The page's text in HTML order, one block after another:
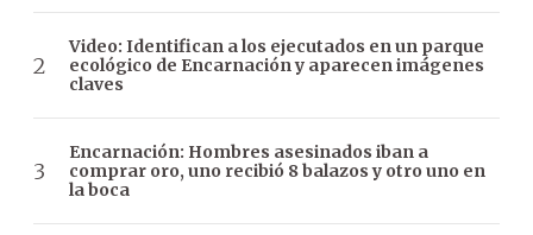
Video: Identifican a los ejecutados en un parque
ecológico de Encarnación y aparecen imágenes
claves
Encarnación: Hombres asesinados iban a
comprar oro, uno recibió 8 balazos y otro uno en
la boca